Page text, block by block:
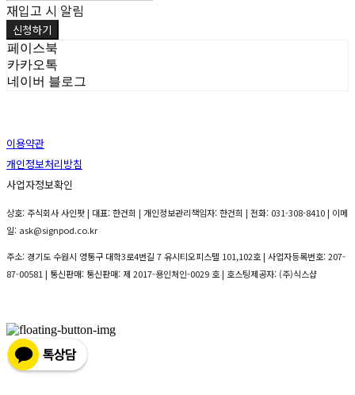
재입고 시 알림
신청하기
페이스북
카카오톡
네이버 블로그
이용약관
개인정보처리방침
사업자정보확인
상호: 주식회사 사인팟 | 대표: 한건희 | 개인정보관리책임자: 한건희 | 전화: 031-308-8410 | 이메
일: ask@signpod.co.kr
주소: 경기도 수원시 영통구 대학3로4번길 7 유시티오피스텔 101,102호 | 사업자등록번호:207-
87-00581 | 통신판매: 통신판매: 제 2017-용인처인-0029 호 | 호스팅제공자: (주)식스샵